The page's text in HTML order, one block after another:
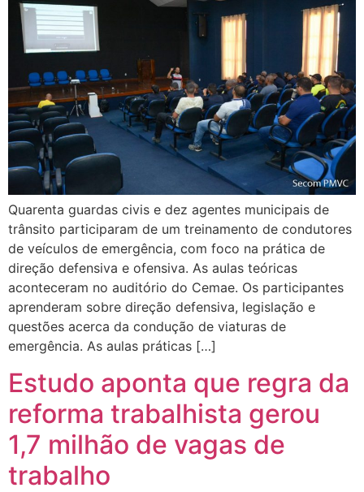
Quarenta guardas civis e dez agentes municipais de
trânsito participaram de um treinamento de condutores
de veículos de emergência, com foco na prática de
direção defensiva e ofensiva. As aulas teóricas
aconteceram no auditório do Cemae. Os participantes
aprenderam sobre direção defensiva, legislação e
questões acerca da condução de viaturas de
emergência. As aulas práticas […]
Estudo aponta que regra da
reforma trabalhista gerou
1,7 milhão de vagas de
trabalho